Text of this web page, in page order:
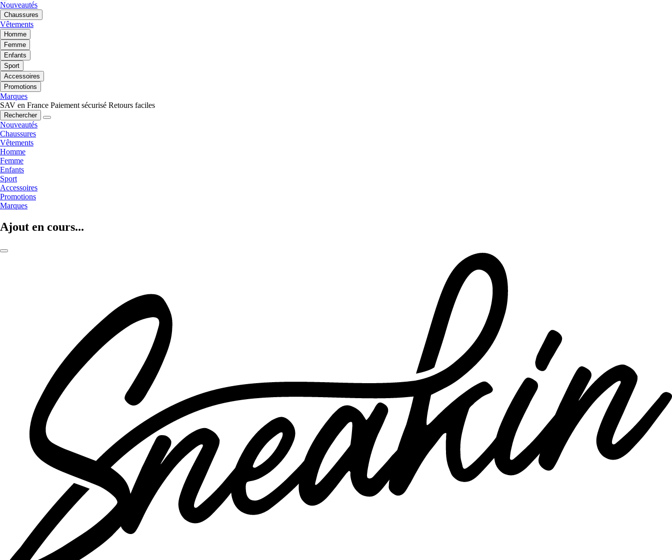
Nouveautés
Chaussures
Vêtements
Homme
Femme
Enfants
Sport
Accessoires
Promotions
Marques
SAV en France Paiement sécurisé Retours faciles
Rechercher
Nouveautés
Chaussures
Vêtements
Homme
Femme
Enfants
Sport
Accessoires
Promotions
Marques
Ajout en cours...